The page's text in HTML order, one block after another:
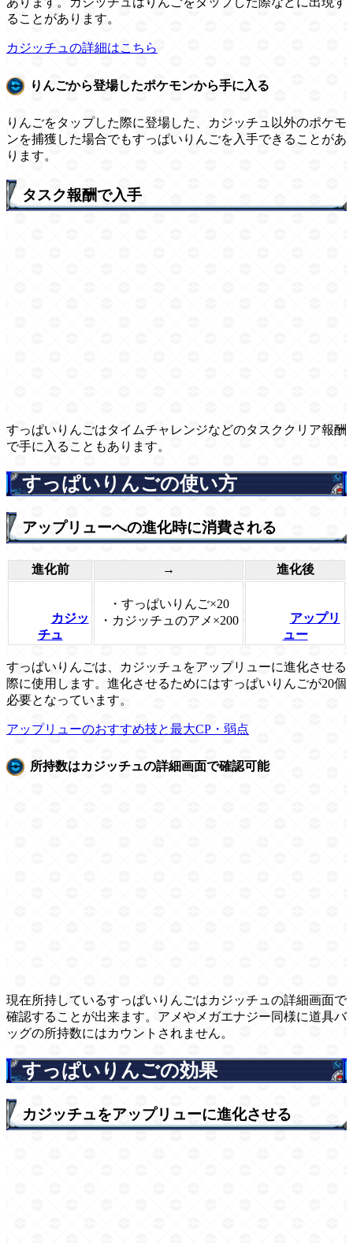
ることがあります。
カジッチュの詳細はこちら
りんごから登場したポケモンから手に入る
りんごをタップした際に登場した、カジッチュ以外のポケモ
ンを捕獲した場合でもすっぱいりんごを入手できることがあ
ります。
タスク報酬で入手
すっぱいりんごはタイムチャレンジなどのタスククリア報酬
で手に入ることもあります。
すっぱいりんごの使い方
アップリューへの進化時に消費される
進化前 → 進化後
カジッ
チュ
・すっぱいりんご×20
・カジッチュのアメ×200
アップリ
ュー
すっぱいりんごは、カジッチュをアップリューに進化させる
際に使用します。進化させるためにはすっぱいりんごが20個
必要となっています。
アップリューのおすすめ技と最大CP・弱点
所持数はカジッチュの詳細画面で確認可能
現在所持しているすっぱいりんごはカジッチュの詳細画面で
確認することが出来ます。アメやメガエナジー同様に道具バ
ッグの所持数にはカウントされません。
すっぱいりんごの効果
カジッチュをアップリューに進化させる